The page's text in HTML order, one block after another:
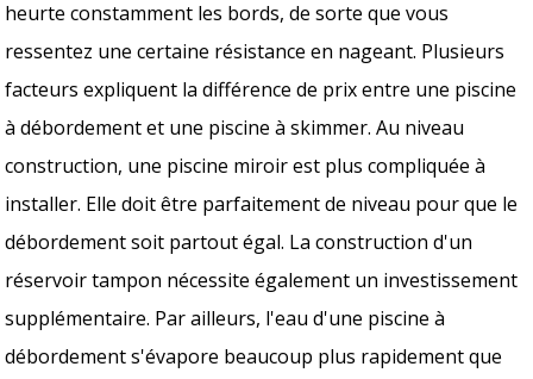
heurte constamment les bords, de sorte que vous
ressentez une certaine résistance en nageant. Plusieurs
facteurs expliquent la différence de prix entre une piscine
à débordement et une piscine à skimmer. Au niveau
construction, une piscine miroir est plus compliquée à
installer. Elle doit être parfaitement de niveau pour que le
débordement soit partout égal. La construction d'un
réservoir tampon nécessite également un investissement
supplémentaire. Par ailleurs, l'eau d'une piscine à
débordement s'évapore beaucoup plus rapidement que